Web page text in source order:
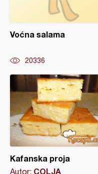
Voćna salama
20336
Kafanska proja
Autor: COLJA